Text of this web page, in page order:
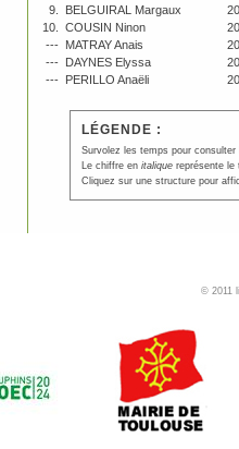
9. BELGUIRAL Margaux
10. COUSIN Ninon
--- MATRAY Anais
--- DAYNES Elyssa
--- PERILLO Anaëli
LÉGENDE :
Survolez les temps pour
Le chiffre en italiquereprésente le
Cliquez sur une structure pour
© 2011